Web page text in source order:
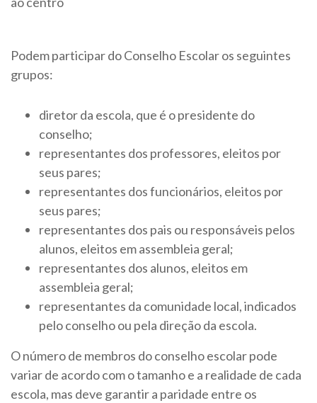
Podem participar do Conselho Escolar os seguintes
grupos:
diretor da escola, que é o presidente do
conselho;
representantes dos professores, eleitos por
seus pares;
representantes dos funcionários, eleitos por
seus pares;
representantes dos pais ou responsáveis pelos
alunos, eleitos em assembleia geral;
representantes dos alunos, eleitos em
assembleia geral;
representantes da comunidade local, indicados
pelo conselho ou pela direção da escola.
O número de membros do conselho escolar pode
variar de acordo com o tamanho e a realidade de cada
escola, mas deve garantir a paridade entre os